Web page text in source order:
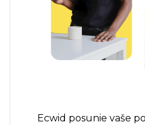
Ecwid posunie vaše